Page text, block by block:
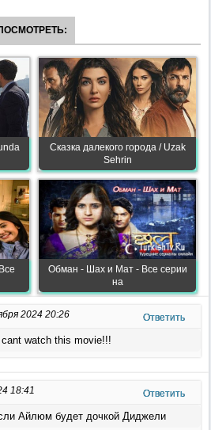
Сказка далекого города / Uzak
Sehrin
Обман - Шах и Мат - Все серии
на
2024 20:26 Ответить
watch this movie!!!
18:41 Ответить
Айлюм будет дочкой Диджели